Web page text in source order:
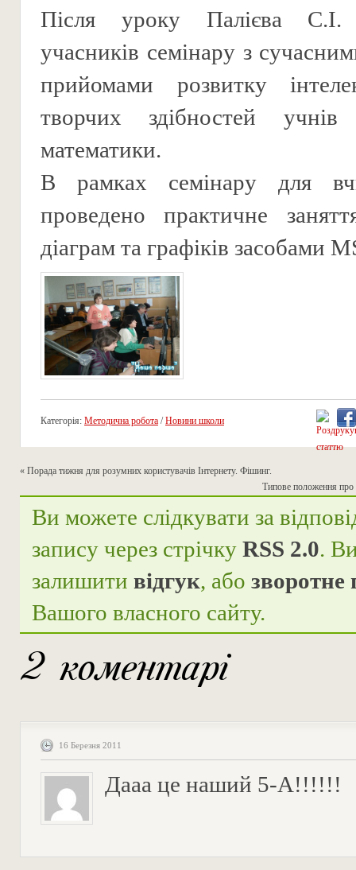
Після уроку Палієва С.І.
учасників семінару з
прийомами розвитку
творчих здібностей
математики.
В рамках семінару для
проведено практичне
діаграм та графіків засобами
Категорія: Методична робота /Новини школи
« Порада тижня для розумних користувачів Інтернету. Фішинг.
Типове положення про
Ви можете слідкувати за
запису через стрічку RSS 2.0.
залишити відгук, або зворотне
Вашого власного сайту.
2 коментарі
16 Березня 2011
Дааа це наший 5-А!!!!!!